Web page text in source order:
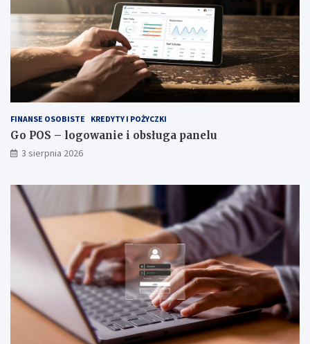
FINANSE OSOBISTE KREDYTY I POŻYCZKI
Go POS – logowanie i obsługa panelu
3 sierpnia 2026